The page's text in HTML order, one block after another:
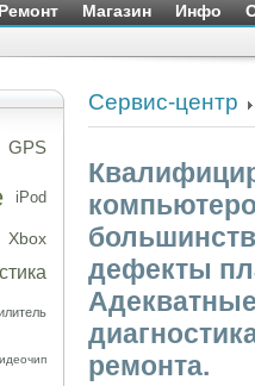
Ремонт Магазин Инфо
GPS
iPod
Xbox
Сервис-центр
дефекты
ремонта.